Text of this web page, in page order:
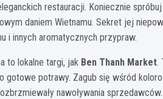
restauracji. Koniecznie spróbuj
daniem Wietnamu. Sekret jej
i innych aromatycznych przypraw.
to lokalne targi, jak Ben Thanh Market.
gotowe potrawy. Zagub się wśród
nawoływania